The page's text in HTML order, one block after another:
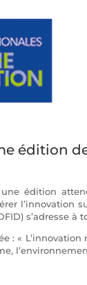
édition
édition
l’innovation
s’adresse
: «